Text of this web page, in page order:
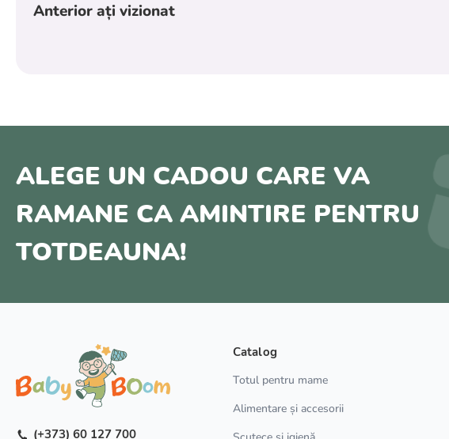
Anterior ați vizionat
ALEGE UN CADOU CARE VA
RAMANE CA AMINTIRE PENTRU
TOTDEAUNA!
(+373) 60 127 700
Catalog
Totul pentru mame
Alimentare și accesorii